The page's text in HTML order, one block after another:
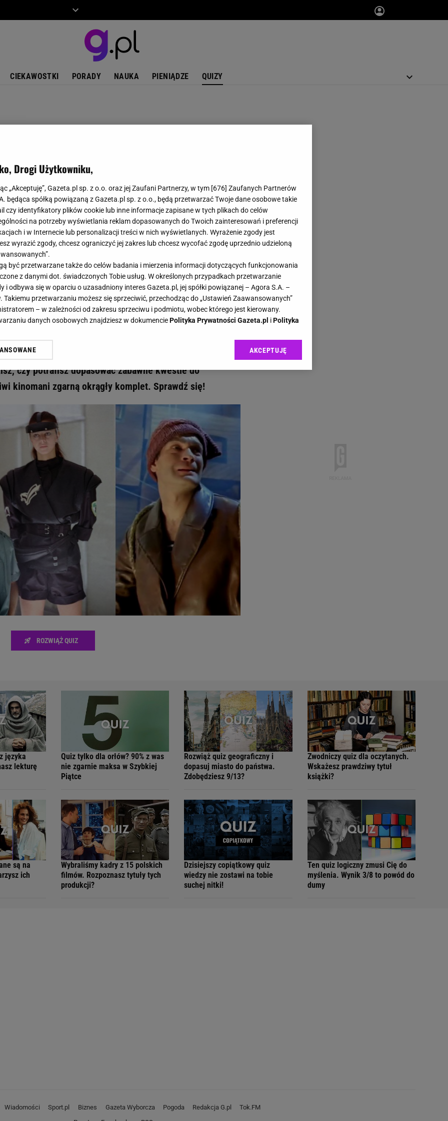
CIEKAWOSTKI PORADY NAUKA PIENIĄDZE QUIZY
Te cytaty z komedii przeszły już do historii - rozpoznasz je? - Gazeta.pl
do łez! Te cytaty z komedii
- rozpoznasz je?
weszły do naszego języka na stałe. Znasz je
czy potrafisz dopasować zabawne kwestie do
kinomani zgarną okrągły komplet. Sprawdź się!
ROZWIĄŻ QUIZ
języka
lekturę
Quiz tylko dla orłów? 90% z was
nie zgarnie maksa w Szybkiej
Piątce
Rozwiąż quiz geograficzny i
dopasuj miasto do państwa.
Zdobędziesz 9/13?
Zwodniczy quiz dla oczytanych.
Wskażesz prawdziwy tytuł
książki?
są na
ich
Wybraliśmy kadry z 15 polskich
filmów. Rozpoznasz tytuły tych
produkcji?
Dzisiejszy copiątkowy quiz
wiedzy nie zostawi na tobie
suchej nitki!
Ten quiz logiczny zmusi Cię do
myślenia. Wynik 3/8 to powód do
dumy
Wiadomości Sport.pl Biznes Gazeta Wyborcza Pogoda Redakcja G.pl
Tok.FM
Drogi Użytkowniku,
„Akceptuję”, Gazeta.pl sp. z o.o. oraz jej Zaufani Partnerzy, w tym [676] Zaufanych Partnerów
będąca spółką powiązaną z Gazeta.pl sp. z o.o., będą przetwarzać Twoje dane osobowe takie
czy identyfikatory plików cookie lub inne informacje zapisane w tych plikach do celów
na potrzeby wyświetlania reklam dopasowanych do Twoich zainteresowań i preferencji
i w Internecie lub personalizacji treści w nich wyświetlanych. Wyrażenie zgody jest
wyrazić zgody, chcesz ograniczyć jej zakres lub chcesz wycofać zgodę uprzednio udzieloną
być przetwarzane także do celów badania i mierzenia informacji dotyczących funkcjonowania
z danymi dot. świadczonych Tobie usług. W określonych przypadkach przetwarzanie
i odbywa się w oparciu o uzasadniony interes Gazeta.pl, jej spółki powiązanej – Agora S.A. –
Takiemu przetwarzaniu możesz się sprzeciwić, przechodząc do „Ustawień Zaawansowanych”
– w zależności od zakresu sprzeciwu i podmiotu, wobec którego jest kierowany.
danych osobowych znajdziesz w dokumenciePolityka Prywatności Gazeta.pl iPolityka
też zgodę na zainstalowanie i przechowywanie plików cookie Gazeta.pl sp. z o.o., jej
narzędzie do zarządzania twoimi preferencjami dot. przetwarzania danych poprzez
” w stopce serwisu i przechodząc do „Ustawień Zaawansowanych”. Zmiana ustawień
i Agora S.A. możemy przetwarzać dane osobowe w następujących celach:
geolokalizacyjnych. Aktywne skanowanie charakterystyki urządzenia do celów identyfikacji.
na urządzeniu lub dostęp do nich. Spersonalizowane reklamy i treści, pomiar reklam i treści,
usług.Lista Zaufanych Partnerów
AKCEPTUJĘ